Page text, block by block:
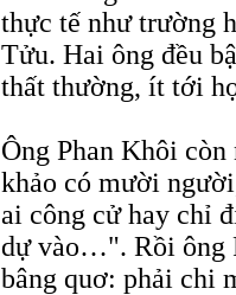
thực tế như trường
Tửu. Hai ông đều
thất thường, ít tới
Ông Phan Khôi
khảo có mười
ai công cử hay chỉ
dự vào…". Rồi ông
bâng quơ: phải chi